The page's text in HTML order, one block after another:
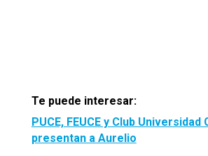
Te puede interesar:
PUCE, FEUCE y Club Universidad
presentan a Aurelio